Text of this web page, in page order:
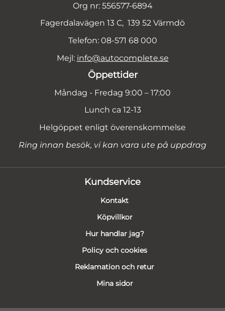
Org nr: 556577-6894
Fagerdalavägen 13 C, 139 52 Värmdö
Telefon: 08-571 68 000
Mejl: info@autocomplete.se
Öppettider
Måndag - Fredag 9:00 – 17:00
Lunch ca 12-13
Helgöppet enligt överenskommelse
Ring innan besök, vi kan vara ute på uppdrag
Kundservice
Kontakt
Köpvillkor
Hur handlar jag?
Policy och cookies
Reklamation och retur
Mina sidor